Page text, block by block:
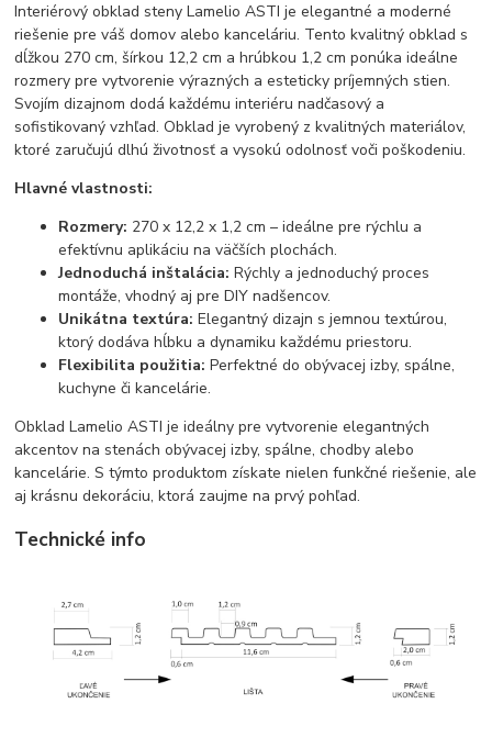
Interiérový obklad steny Lamelio ASTI je elegantné a moderné
riešenie pre váš domov alebo kanceláriu. Tento kvalitný obklad s
dĺžkou 270 cm, šírkou 12,2 cm a hrúbkou 1,2 cm ponúka ideálne
rozmery pre vytvorenie výrazných a esteticky príjemných stien.
Svojím dizajnom dodá každému interiéru nadčasový a
sofistikovaný vzhľad. Obklad je vyrobený z kvalitných materiálov,
ktoré zaručujú dlhú životnosť a vysokú odolnosť voči poškodeniu.
Hlavné vlastnosti:
Rozmery: 270 x 12,2 x 1,2 cm – ideálne pre rýchlu a
efektívnu aplikáciu na väčších plochách.
Jednoduchá inštalácia: Rýchly a jednoduchý proces
montáže, vhodný aj pre DIY nadšencov.
Unikátna textúra: Elegantný dizajn s jemnou textúrou,
ktorý dodáva hĺbku a dynamiku každému priestoru.
Flexibilita použitia: Perfektné do obývacej izby, spálne,
kuchyne či kancelárie.
Obklad Lamelio ASTI je ideálny pre vytvorenie elegantných
akcentov na stenách obývacej izby, spálne, chodby alebo
kancelárie. S týmto produktom získate nielen funkčné riešenie, ale
aj krásnu dekoráciu, ktorá zaujme na prvý pohľad.
Technické info